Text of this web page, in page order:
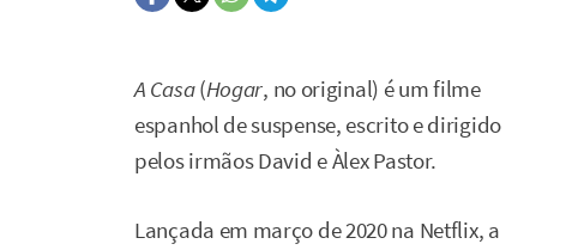
A Casa(Hogar, no original) é um filme
espanhol de suspense, escrito e dirigido
pelos irmãos David e Àlex Pastor.
Lançada em março de 2020 na Netflix, a